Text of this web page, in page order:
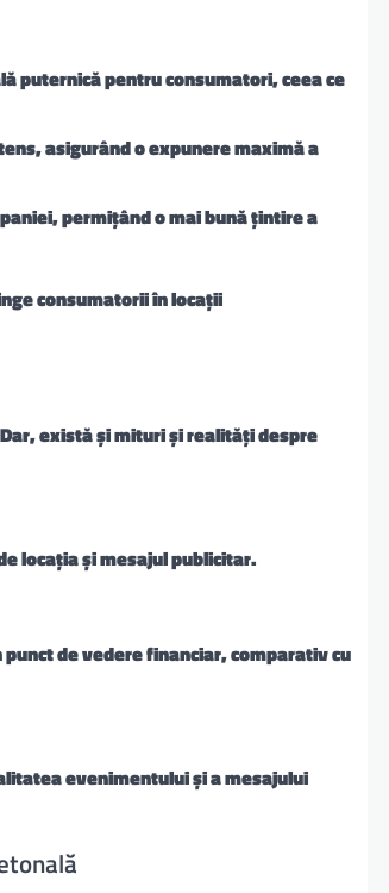
puternică pentru consumatori, ceea ce
asigurând o expunere maximă a
permițând o mai bună țintire a
consumatorii în locații
există și mituri și realități despre
locația și mesajul publicitar.
de vedere financiar, comparativ cu
evenimentului și a mesajului